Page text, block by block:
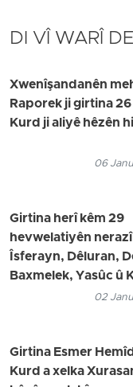
DI VÎ WARÎ
Xwenîşandanên
Raporek ji girtina
Kurd ji aliyê hêzên
06
Girtina herî kêm 29
hevwelatiyên
Îsferayn, Dêluran,
Baxmelek, Yasûc û
02
Girtina Esmer
Kurd a xelka